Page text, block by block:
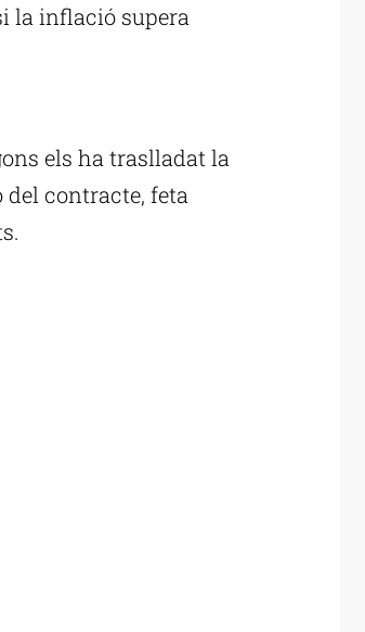
la inflació supera
els ha traslladat la
contracte, feta